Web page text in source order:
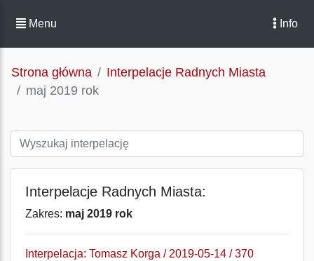
Menu Info
Strona główna
Interpelacje Radnych Miasta
maj 2019 rok
Interpelacje Radnych Miasta:
Zakres: maj 2019 rok
Interpelacja: Tomasz Korga / 2019-05-14 / 370